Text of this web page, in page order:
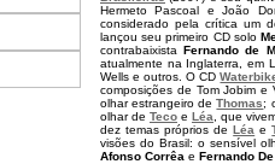
Hermeto Pascoal e João
considerado pela crítica um
lançou seu primeiro CD solo
contrabaixistaFernando de
atualmente na Inglaterra, em
Wells e outros. O CD
composições de Tom Jobim
olhar estrangeiro deThomas;
olhar de Teco e Léa , que
dez temas próprios deLéa e
visões do Brasil: o sensível
Afonso Corrêa e Fernando